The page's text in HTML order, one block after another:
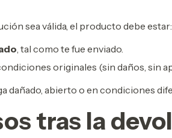
sea válida, el producto debe estar:
, tal como te fue enviado.
originales (sin daños, sin
dañado, abierto o en condiciones
tras la